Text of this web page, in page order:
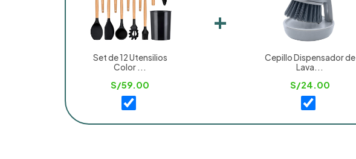
Set de 12 Utensilios
Color ...
S/59.00
+
Cepillo Dispensador de
Lava...
S/24.00